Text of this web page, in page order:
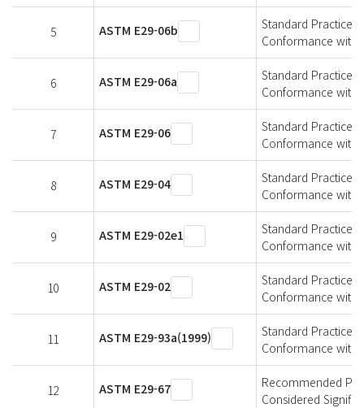
5 ASTM E29-06b
Standard Practice
Conformance with
6 ASTM E29-06a
Standard Practice
Conformance with
7 ASTM E29-06
Standard Practice
Conformance with
8 ASTM E29-04
Standard Practice
Conformance with
9 ASTM E29-02e1
Standard Practice
Conformance with
10 ASTM E29-02
Standard Practice
Conformance with
11 ASTM E29-93a(1999)
Standard Practice
Conformance with
12 ASTM E29-67
Recommended
Considered